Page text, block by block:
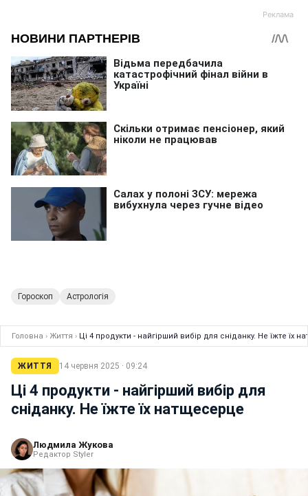
Гороскоп Астрологія
Головна › Життя › Ці 4 продукти - найгірший вибір для сніданку. Не їжте їх
ЖИТТЯ 14 червня 2025 · 09:24
Ці 4 продукти - найгірший вибір для
сніданку. Не їжте їх натщесерце
Людмила Жукова
Редактор Styler